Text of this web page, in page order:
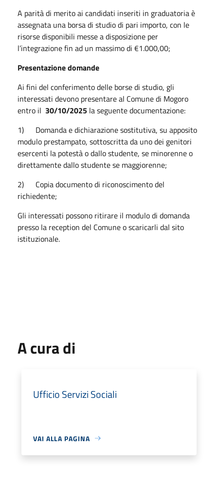
A parità di merito ai candidati inseriti in graduatoria è
assegnata una borsa di studio di pari importo, con le
risorse disponibili messe a disposizione per
l’integrazione fin ad un massimo di €1.000,00;
Presentazione domande
Ai fini del conferimento delle borse di studio, gli
interessati devono presentare al Comune di Mogoro
entro il 30/10/2025 la seguente documentazione:
1) Domanda e dichiarazione sostitutiva, su apposito
modulo prestampato, sottoscritta da uno dei genitori
esercenti la potestà o dallo studente, se minorenne o
direttamente dallo studente se maggiorenne;
2) Copia documento di riconoscimento del
richiedente;
Gli interessati possono ritirare il modulo di domanda
presso la reception del Comune o scaricarli dal sito
istituzionale.
A cura di
Ufficio Servizi Sociali
VAI ALLA PAGINA